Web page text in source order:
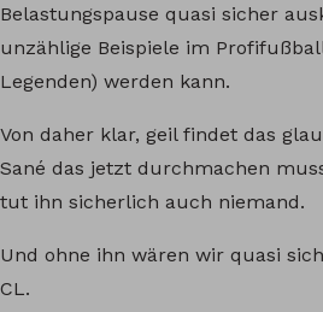
Belastungspause quasi sicher
unzählige Beispiele im
Legenden) werden kann.
Von daher klar, geil findet das
Sané das jetzt durchmachen
tut ihn sicherlich auch niemand.
Und ohne ihn wären wir quasi
CL.